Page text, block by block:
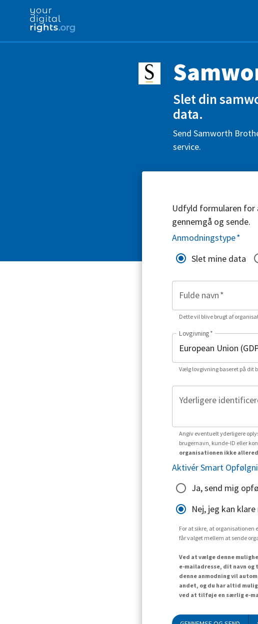
Slet din
data.
Send Samworth
service.
Udfyld formularen for
gennemgå og sende.
Anmodningstype*
Slet mine data
Fulde navn*
Dette vil blive brugt af
Lovgivning*
Vælg lovgivning baseret på
Yderligere
Angiv eventuelt yderligere
brugernavn, kunde-ID eller
organisationen ikke
Aktivér Smart
Ja, send mig
Nej, jeg kan
For at sikre, at organisationen
får valget mellem at sende
Ved at vælge denne
e-mailadresse, dit navn og
denne anmodning vil
andet, og du har altid
ved at tilføje en særlig e-